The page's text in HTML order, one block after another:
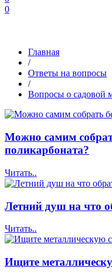
0
Главная
/
Ответы на вопросы
/
Вопросы о садовой
Можно самим
поликарбоната?
Читать..
Летний душ на что
Читать..
Ищите